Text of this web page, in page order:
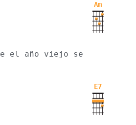
Am
el año viejo se
E7